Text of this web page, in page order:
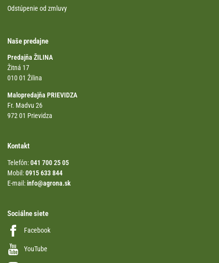
Odstúpenie od zmluvy
Naše predajne
Predajňa ŽILINA
Žitná 17
010 01 Žilina
Malopredajňa PRIEVIDZA
Fr. Madvu 26
972 01 Prievidza
Kontakt
Telefón:041 700 25 05
Mobil:0915 633 844
E-mail:info@agrona.sk
Sociálne siete
Facebook
YouTube